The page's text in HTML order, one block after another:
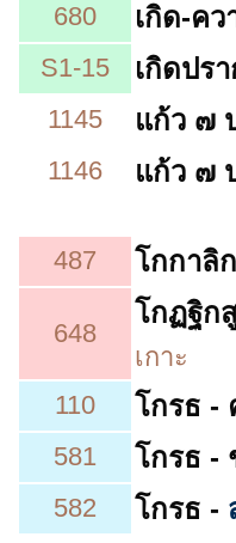
680 เกิด-คว
S1-15 เกิดปร
1145 แก้ว ๗
1146
แก้ว ๗
487 โกกาลิ
648
โกฏฐิก
เกาะ
110
โกรธ -
581 โกรธ -
582 โกรธ -